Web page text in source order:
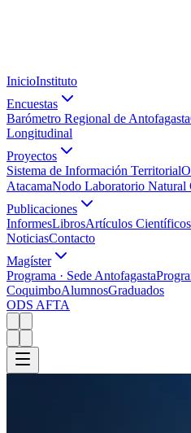
InicioInstituto
Encuestas
Barómetro Regional de Antofagasta
Longitudinal
Proyectos
Sistema de Información Territorial
AtacamaNodo Laboratorio Natural
Publicaciones
InformesLibrosArtículos Científicos
NoticiasContacto
Magíster
Programa · Sede Antofagasta
CoquimboAlumnosGraduados
ODS AFTA